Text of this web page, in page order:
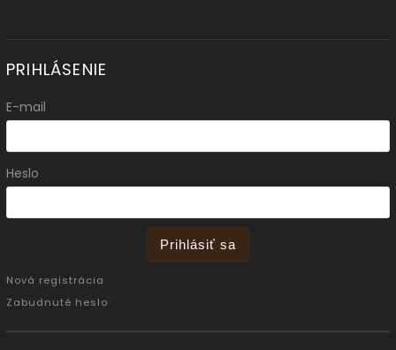
PRIHLÁSENIE
E-mail
Heslo
Prihlásiť sa
Nová registrácia
Zabudnuté heslo